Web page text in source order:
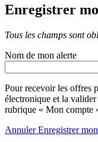
Enregistrer
Tous les champs sont
Nom de mon alerte
Pour recevoir les offres
électronique et la valider
rubrique « Mon compte
AnnulerEnregistrer